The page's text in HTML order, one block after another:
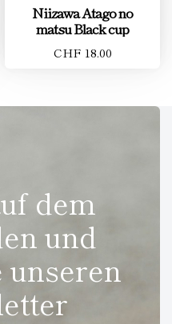
Niizawa Atago no
matsu Black cup
CHF 18.00
dem
und
unseren